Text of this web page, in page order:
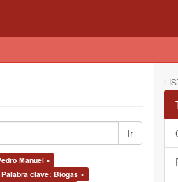
Ir
Manuel ×
Palabra clave: Biogas ×